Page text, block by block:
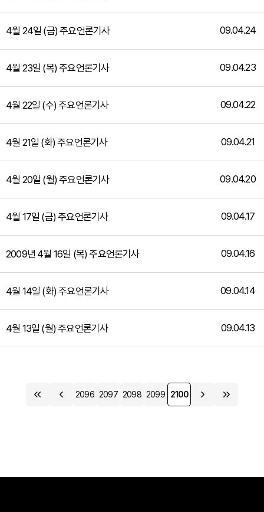
4월 24일 (금) 주요언론기사 09.04.24
4월 23일 (목) 주요언론기사 09.04.23
4월 22일 (수) 주요언론기사 09.04.22
4월 21일 (화) 주요언론기사 09.04.21
4월 20일 (월) 주요언론기사 09.04.20
4월 17일 (금) 주요언론기사 09.04.17
2009년 4월 16일 (목) 주요언론기사 09.04.16
4월 14일 (화) 주요언론기사 09.04.14
4월 13일 (월) 주요언론기사 09.04.13
2096 2097 2098 2099 2100